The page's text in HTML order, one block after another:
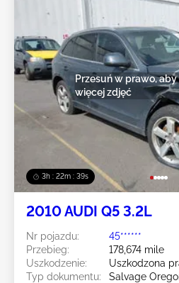
3h : 22m : 36s
Przesuń w prawo,
więcej zdjęć
2010 AUDI Q5 3.2L
Nr pojazdu:
45******
Przebieg:
178,674 mile
Uszkodzenie:
Uszkodzona
Typ dokumentu:
Salvage